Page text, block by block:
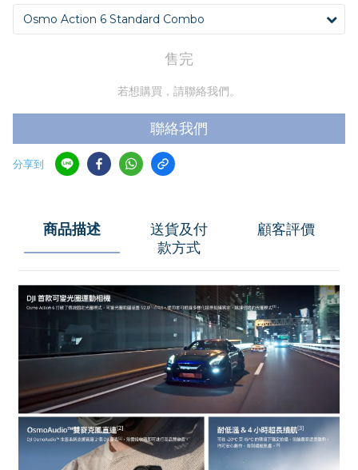
售完
若想購買，請聯絡我們。
聯絡我們
分享到
商品描述
送貨及付
款方式
顧客評價